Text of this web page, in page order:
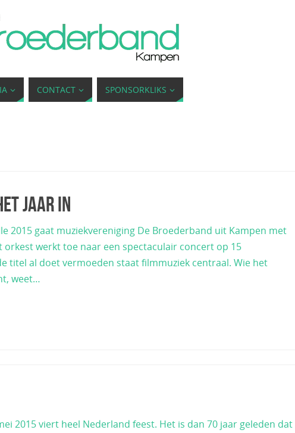
CONTACT SPONSORKLIKS
jaar in
2015 gaat muziekvereniging De Broederband uit Kampen met
orkest werkt toe naar een spectaculair concert op 15
titel al doet vermoeden staat filmmuziek centraal. Wie het
weet…
2015 viert heel Nederland feest. Het is dan 70 jaar geleden dat